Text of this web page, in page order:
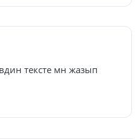
тексте мн жазып